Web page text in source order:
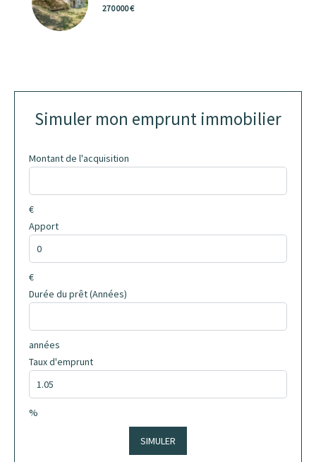
270 000 €
Simuler mon emprunt immobilier
Montant de l'acquisition
€
Apport
€
Durée du prêt (Années)
années
Taux d'emprunt
%
SIMULER